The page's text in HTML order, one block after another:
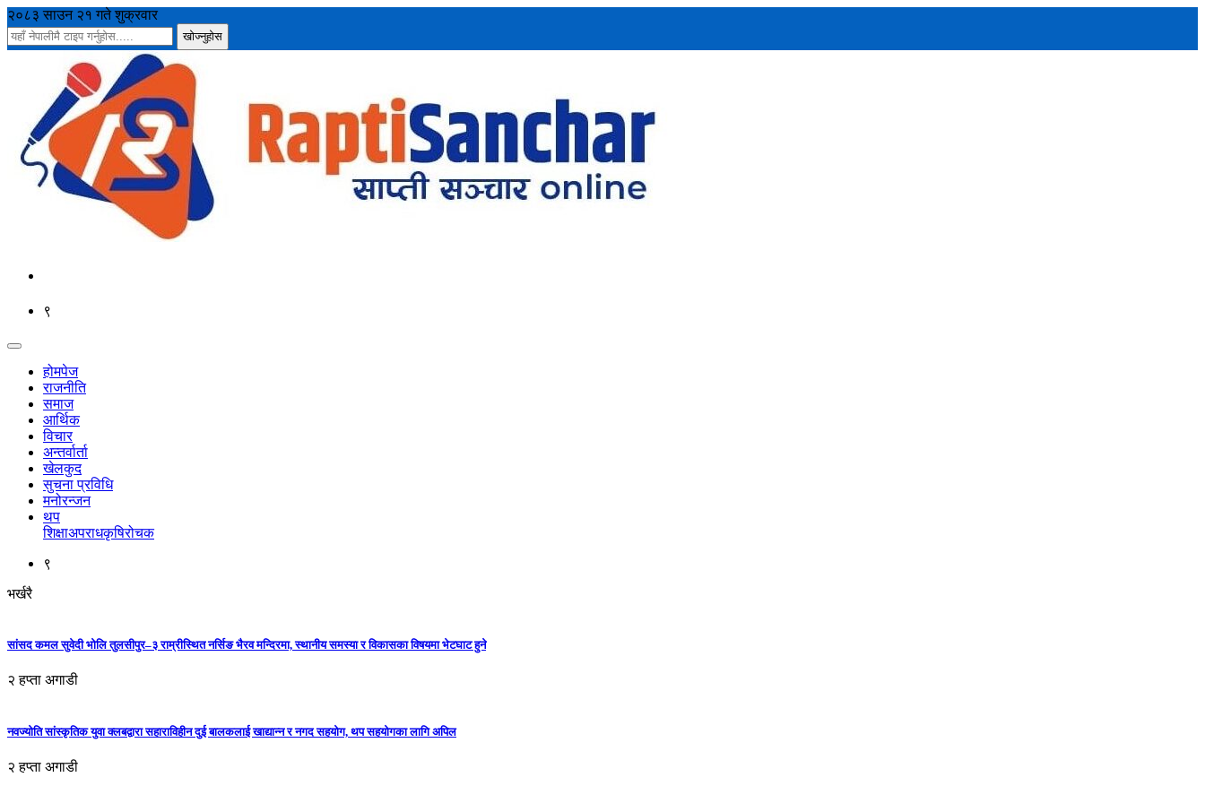
२०८३ साउन २१ गते शुक्रवार
९
होमपेज
राजनीति
समाज
आर्थिक
विचार
अन्तर्वार्ता
खेलकुद
सुचना प्रविधि
मनोरन्जन
थप
शिक्षाअपराधकृषिरोचक
९
भर्खरै
सांसद कमल सुवेदी भोलि तुलसीपुर–३ राम्रीस्थित नर्सिङ भैरव मन्दिरमा, स्थानीय समस्या र विकासका विषयमा भेटघाट हुने
२ हप्ता अगाडी
नवज्योति सांस्कृतिक युवा क्लबद्वारा सहाराविहीन दुई बालकलाई खाद्यान्न र नगद सहयोग, थप सहयोगका लागि अपिल
२ हप्ता अगाडी